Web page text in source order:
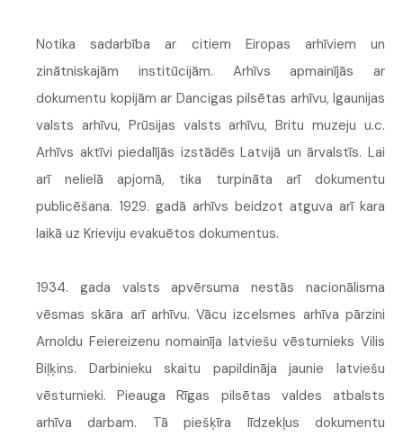
Notika sadarbība ar citiem Eiropas arhīviem un
zinātniskajām institūcijām. Arhīvs apmainījās ar
dokumentu kopijām ar Dancigas pilsētas arhīvu, Igaunijas
valsts arhīvu, Prūsijas valsts arhīvu, Britu muzeju u.c.
Arhīvs aktīvi piedalījās izstādēs Latvijā un ārvalstīs. Lai
arī nelielā apjomā, tika turpināta arī dokumentu
publicēšana. 1929. gadā arhīvs beidzot atguva arī kara
laikā uz Krieviju evakuētos dokumentus.
1934. gada valsts apvērsuma nestās nacionālisma
vēsmas skāra arī arhīvu. Vācu izcelsmes arhīva pārzini
Arnoldu Feiereizenu nomainīja latviešu vēsturnieks Vilis
Biļķins. Darbinieku skaitu papildināja jaunie latviešu
vēsturnieki. Pieauga Rīgas pilsētas valdes atbalsts
arhīva darbam. Tā piešķīra līdzekļus dokumentu